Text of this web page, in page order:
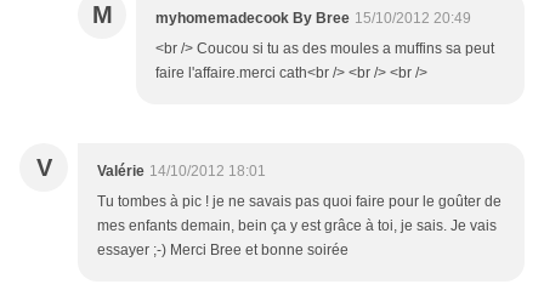
M myhomemadecook By Bree 15/10/2012 20:49
<br /> Coucou si tu as des moules a muffins sa peut
faire l'affaire.merci cath<br /> <br /> <br />
V Valérie 14/10/2012 18:01
Tu tombes à pic ! je ne savais pas quoi faire pour le goûter de
mes enfants demain, bein ça y est grâce à toi, je sais. Je vais
essayer ;-) Merci Bree et bonne soirée